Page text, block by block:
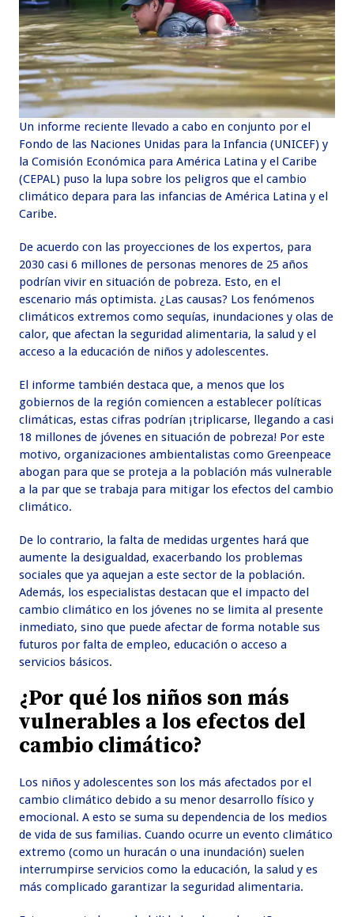
Un informe reciente llevado a cabo en conjunto por el
Fondo de las Naciones Unidas para la Infancia (UNICEF) y
la Comisión Económica para América Latina y el Caribe
(CEPAL) puso la lupa sobre los peligros que el cambio
climático depara para las infancias de América Latina y el
Caribe.
De acuerdo con las proyecciones de los expertos, para
2030 casi 6 millones de personas menores de 25 años
podrían vivir en situación de pobreza. Esto, en el
escenario más optimista. ¿Las causas? Los fenómenos
climáticos extremos como sequías, inundaciones y olas de
calor, que afectan la seguridad alimentaria, la salud y el
acceso a la educación de niños y adolescentes.
El informe también destaca que, a menos que los
gobiernos de la región comiencen a establecer políticas
climáticas, estas cifras podrían ¡triplicarse, llegando a casi
18 millones de jóvenes en situación de pobreza! Por este
motivo, organizaciones ambientalistas como Greenpeace
abogan para que se proteja a la población más vulnerable
a la par que se trabaja para mitigar los efectos del cambio
climático.
De lo contrario, la falta de medidas urgentes hará que
aumente la desigualdad, exacerbando los problemas
sociales que ya aquejan a este sector de la población.
Además, los especialistas destacan que el impacto del
cambio climático en los jóvenes no se limita al presente
inmediato, sino que puede afectar de forma notable sus
futuros por falta de empleo, educación o acceso a
servicios básicos.
¿Por qué los niños son más
vulnerables a los efectos del
cambio climático?
Los niños y adolescentes son los más afectados por el
cambio climático debido a su menor desarrollo físico y
emocional. A esto se suma su dependencia de los medios
de vida de sus familias. Cuando ocurre un evento climático
extremo (como un huracán o una inundación) suelen
interrumpirse servicios como la educación, la salud y es
más complicado garantizar la seguridad alimentaria.